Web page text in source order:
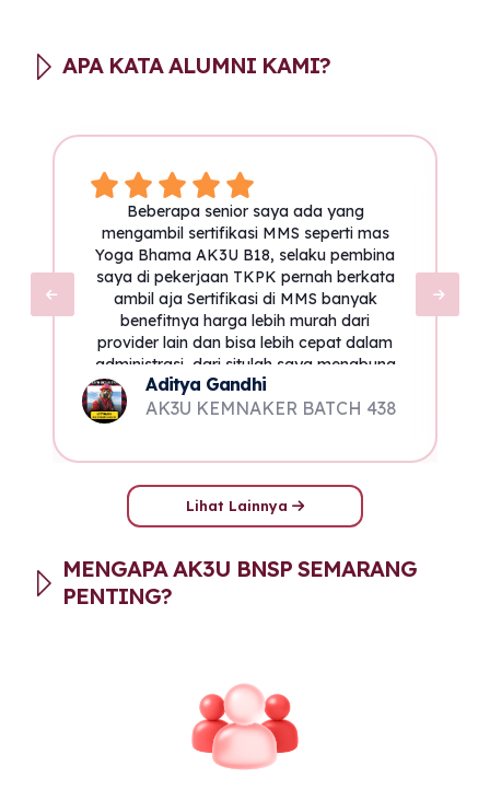
APA KATA ALUMNI KAMI?
Beberapa senior saya ada yang
mengambil sertifikasi MMS seperti mas
Yoga Bhama AK3U B18, selaku pembina
saya di pekerjaan TKPK pernah berkata
ambil aja Sertifikasi di MMS banyak
benefitnya harga lebih murah dari
provider lain dan bisa lebih cepat dalam
administrasi, dari situlah saya menabung
untuk ambil sertifikasi
Aditya Gandhi
AK3U KEMNAKER BATCH 438
Lihat Lainnya
MENGAPA AK3U BNSP SEMARANG
PENTING?